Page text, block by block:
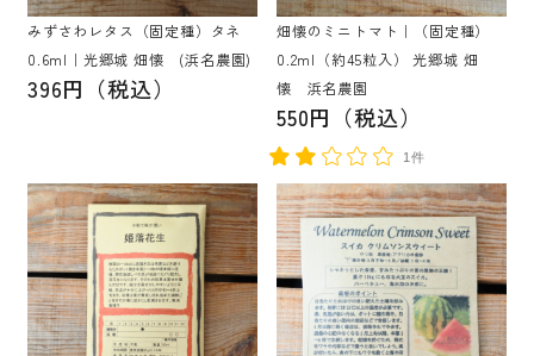
みずさわレタス（固定種）タネ
0.6ml｜光郷城 畑懐 (浜名農園)
396円（税込）
畑懐のミニトマト｜（固定種）
0.2ml（約45粒入） 光郷城 畑
懐 浜名農園
550円（税込）
1件